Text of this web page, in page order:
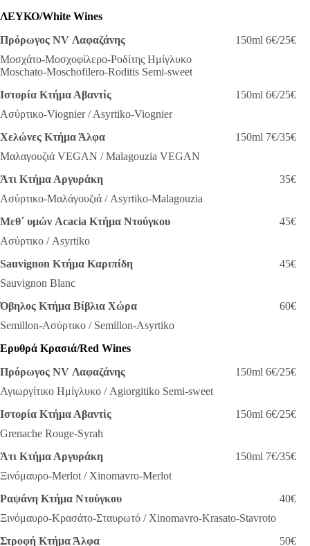
ΛΕΥΚΟ/White Wines
Πρόρωγος NV Λαφαζάνης
150ml 6€/25€
Μοσχάτο-Μοσχοφίλερο-Ροδίτης Ημίγλυκο
Moschatο-Moschofilero-Roditis Semi-sweet
Ιστορία Κτήμα Αβαντίς 150ml 6€/25€
Ασύρτικο-Viognier / Asyrtiko-Viognier
Χελώνες Κτήμα Άλφα
150ml 7€/35€
Μαλαγουζιά VEGAN / Malagouzia VEGAN
Άτι Κτήμα Αργυράκη
35€
Ασύρτικο-Μαλάγουζιά / Asyrtiko-Malagouzia
Μεθ΄ υμών Acacia Κτήμα Ντούγκου
45€
Ασύρτικο / Asyrtiko
Sauvignon Κτήμα Καριπίδη
45€
Sauvignon Blanc
Όβηλος Κτήμα Βίβλια Χώρα
60€
Semillon-Ασύρτικο / Semillon-Asyrtiko
Ερυθρά Κρασιά/Red Wines
Πρόρωγος NV Λαφαζάνης 150ml 6€/25€
Αγιωργίτικο Ημίγλυκο / Agiorgitiko Semi-sweet
Ιστορία Κτήμα Αβαντίς
150ml 6€/25€
Grenache Rouge-Syrah
Άτι Κτήμα Αργυράκη
150ml 7€/35€
Ξινόμαυρο-Merlot / Xinomavro-Merlot
Ραψάνη Κτήμα Ντούγκου
40€
Ξινόμαυρο-Κρασάτο-Σταυρωτό / Xinomavro-Krasato-Stavroto
Στροφή Κτήμα Άλφα
50€